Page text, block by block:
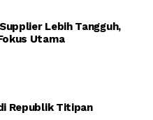
Lebih Tangguh,
Utama
Republik Titipan